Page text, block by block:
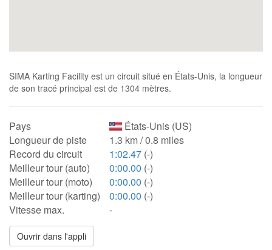
SIMA Karting Facility est un circuit situé en États-Unis, la longueur
de son tracé principal est de 1304 mètres.
Pays
États-Unis (US)
Longueur de piste
1.3 km / 0.8 miles
Record du circuit
1:02.47 (-)
Meilleur tour (auto)
0:00.00 (-)
Meilleur tour (moto)
0:00.00 (-)
Meilleur tour (karting)
0:00.00 (-)
Vitesse max.
-
Ouvrir dans l'appli